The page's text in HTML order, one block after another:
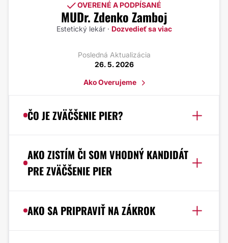
OVERENÉ A PODPÍSANÉ
MUDr. Zdenko Zamboj
Estetický lekár · Dozvedieť sa viac
Posledná Aktualizácia
26. 5. 2026
Ako Overujeme
ČO JE ZVÄČŠENIE PIER?
AKO ZISTÍM ČI SOM VHODNÝ KANDIDÁT
PRE ZVÄČŠENIE PIER
AKO SA PRIPRAVIŤ NA ZÁKROK